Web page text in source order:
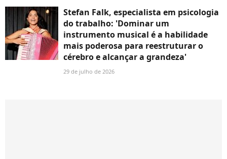
Stefan Falk, especialista em psicologia
do trabalho: 'Dominar um
instrumento musical é a habilidade
mais poderosa para reestruturar o
cérebro e alcançar a grandeza'
29 de julho de 2026